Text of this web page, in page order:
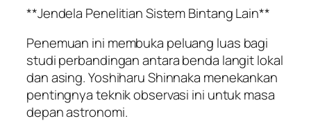
**Jendela Penelitian Sistem Bintang Lain**
Penemuan ini membuka peluang luas bagi
studi perbandingan antara benda langit lokal
dan asing. Yoshiharu Shinnaka menekankan
pentingnya teknik observasi ini untuk masa
depan astronomi.